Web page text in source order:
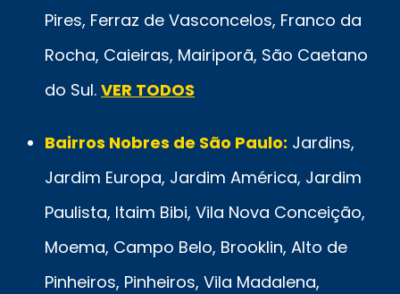
Pires, Ferraz de Vasconcelos, Franco da
Rocha, Caieiras, Mairiporã, São Caetano
do Sul. VER TODOS
Bairros Nobres de São Paulo: Jardins,
Jardim Europa, Jardim América, Jardim
Paulista, Itaim Bibi, Vila Nova Conceição,
Moema, Campo Belo, Brooklin, Alto de
Pinheiros, Pinheiros, Vila Madalena,